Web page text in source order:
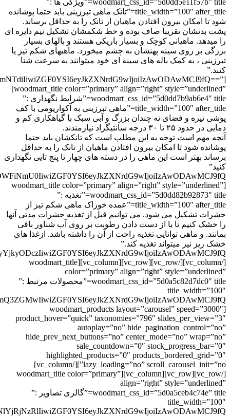
woodmart_css_id=”5d0dd5e11f57b” title=”ویژگی ها :”
title_width=”100″ after_title=”تانک ماهی تبرزینی باید حتما پوشانده
شود تا امکان بیرون افتادن ماهیان از تانک را به حداقل برساند.
پشت بدنشان تقریبا صاف بوده و خط شکمشان تشکیل نیم دایره ای
را میدهد. ماهیانی کوچک و بسیار باریکی هستند و بالهای بسیار
بزرگی بر روی سینه پهنشان به چشم میخورد. ماهیهای شکم تیز یا
تبرزینی ، به کمک باله های سینه ای خود میتوانند به سرعت شنا
کنند.”
[woodmart_title color=”primary” align=”right” style=”underlined”
woodmart_css_id=”5d0dd7b9ab6e4″ title=”شرایط نگهداری :”
title_width=”100″ after_title=”ماهی تبرزینی به آکواریومی با کف
پوشی تیره و فضای نه چندان بزرگ و آبی سبک با گیاهکاری کم و
دمایی در حدود ۲۵ تا ۳۰ درجه سانتیگراد نیازمندند.
آنچه مهم است توجه به این مطلب است که تانکشان باید حتما
پوشانده شود تا امکان بیرون افتادن ماهیان از تانک را به حداقل
برساند بهتر است این ماهی را در دسته های چهار تا پنج تایی نگهداری
کنید”
[woodmart_title color=”primary” align=”right” style=”underlined”
woodmart_css_id=”5d0dd82b92873″ title=”تغذیه :”
title_width=”100″ after_title=”عمده خوراک ماهی شکم تیز از
حشرات تشکیل می شود. می توانیم قبل از تغذیه حشرات مدتی آنها
را خشک کنیم تا با از دست دادن رطوبت بر روی آب شناور باقی
بمانند. و ماهی توانایی تغذیه راحت از آن را داشته باشد. ازغذا های
خشک ریز نیز میتواند تغذیه کند.”
[/vc_column][/vc_row][vc_row][vc_column][woodmart_title
color=”primary” align=”right” style=”underlined”
woodmart_css_id=”5d0a5c82d7dc0″ title=”محصولات مرتبط :”
title_width=”100″
[woodmart_products layout=”carousel” speed=”3000″
product_hover=”quick” taxonomies=”796″ slides_per_view=”3″
autoplay=”no” hide_pagination_control=”no”
hide_prev_next_buttons=”no” center_mode=”no” wrap=”no”
sale_countdown=”0″ stock_progress_bar=”0″
highlighted_products=”0″ products_bordered_grid=”0″
lazy_loading=”no” scroll_carousel_init=”no”][/vc_column]
[/vc_row][vc_row][vc_column][woodmart_title color=”primary”
align=”right” style=”underlined”
woodmart_css_id=”5d0a5ceb4c74e” title=”گالری تصاویر :”
title_width=”100″